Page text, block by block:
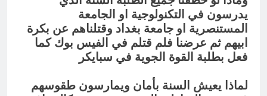
يدرسون في التكنولوجية او الجامعة
المستنصرية او جامعة بغداد وقتلناهم عن بكرة
ابيهم ثم عرضنا فلم قتلم في الفيس بوك كما
فعل بطلبة القوة الجوية في سبايكر
لماذا يعيش السنة بأمان ويمارسون طقوسهم